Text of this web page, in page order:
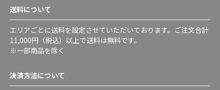
送料について
エリアごとに送料を設定させていただいております。ご注文合計
11,000円（税込）以上で送料は無料です。
※一部商品を除く
決済方法について